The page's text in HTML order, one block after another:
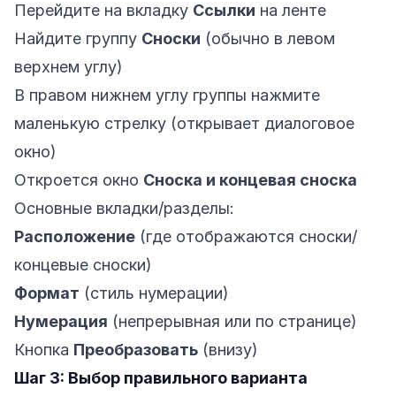
Перейдите на вкладку Ссылки на ленте
Найдите группу Сноски (обычно в левом
верхнем углу)
В правом нижнем углу группы нажмите
маленькую стрелку (открывает диалоговое
окно)
Откроется окно Сноска и концевая сноска
Основные вкладки/разделы:
Расположение (где отображаются сноски/
концевые сноски)
Формат (стиль нумерации)
Нумерация (непрерывная или по странице)
Кнопка Преобразовать (внизу)
Шаг 3: Выбор правильного варианта